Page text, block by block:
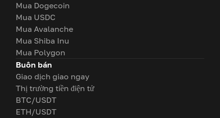
Mua Dogecoin
Mua USDC
Mua Avalanche
Mua Shiba Inu
Mua Polygon
Buôn bán
Giao dịch giao ngay
Thị trường tiền điện tử
BTC/USDT
ETH/USDT